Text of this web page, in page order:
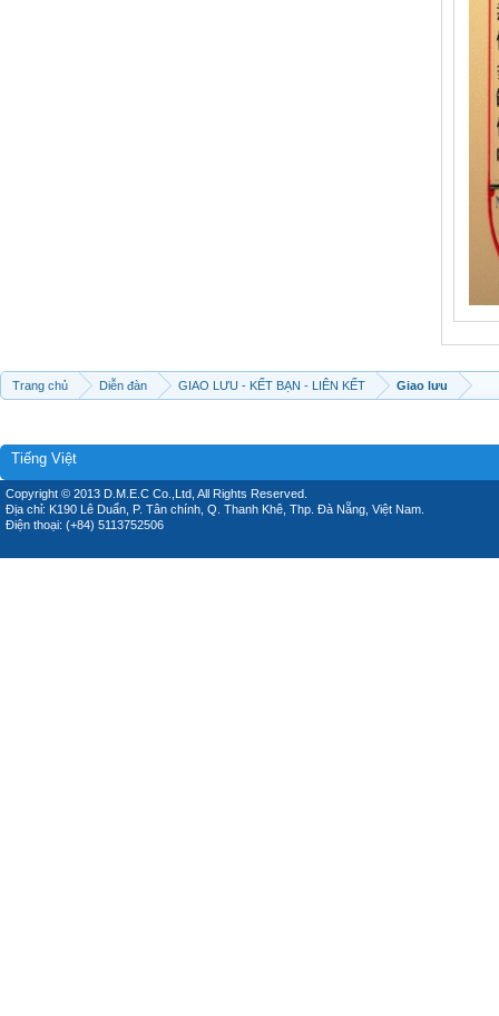
Trang chủ Diễn đàn GIAO LƯU - KẾT BẠN - LIÊN KẾT Giao lưu
Tiếng Việt
Copyright © 2013 D.M.E.C Co.,Ltd, All Rights Reserved.
Địa chỉ: K190 Lê Duẩn, P. Tân chính, Q. Thanh Khê, Thp. Đà Nẵng, Việt Nam.
Điện thoại: (+84) 5113752506